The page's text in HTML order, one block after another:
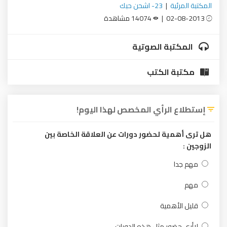
المكتبة المرئية | 23- اشحن حبك
المكتبة الصوتية
مكتبة الكتب
إستطلاع الرأي المخصص لهذا اليوم!
هل ترى أهمية لحضور دورات عن العلاقة الخاصة بين
الزوجين :
مهم جدا
مهم
قليل الأهمية